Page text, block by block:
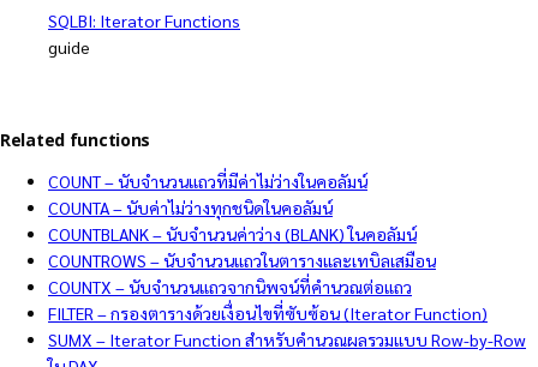
SQLBI: Iterator Functions
guide
Related functions
COUNT – นับจำนวนแถวที่มีค่าไม่ว่างในคอลัมน์
COUNTA – นับค่าไม่ว่างทุกชนิดในคอลัมน์
COUNTBLANK – นับจำนวนค่าว่าง (BLANK) ในคอลัมน์
COUNTROWS – นับจำนวนแถวในตารางและเทบิลเสมือน
COUNTX – นับจำนวนแถวจากนิพจน์ที่คำนวณต่อแถว
FILTER – กรองตารางด้วยเงื่อนไขที่ซับซ้อน (Iterator Function)
SUMX – Iterator Function สำหรับคำนวณผลรวมแบบ Row-by-Row